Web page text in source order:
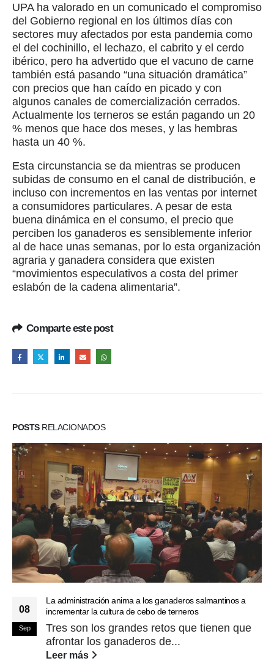
UPA ha valorado en un comunicado el compromiso
del Gobierno regional en los últimos días con
sectores muy afectados por esta pandemia como
el del cochinillo, el lechazo, el cabrito y el cerdo
ibérico, pero ha advertido que el vacuno de carne
también está pasando “una situación dramática”
con precios que han caído en picado y con
algunos canales de comercialización cerrados.
Actualmente los terneros se están pagando un 20
% menos que hace dos meses, y las hembras
hasta un 40 %.
Esta circunstancia se da mientras se producen
subidas de consumo en el canal de distribución, e
incluso con incrementos en las ventas por internet
a consumidores particulares. A pesar de esta
buena dinámica en el consumo, el precio que
perciben los ganaderos es sensiblemente inferior
al de hace unas semanas, por lo esta organización
agraria y ganadera considera que existen
“movimientos especulativos a costa del primer
eslabón de la cadena alimentaria”.
Comparte este post
POSTSRELACIONADOS
08
Sep
La administración anima a los ganaderos salmantinos a
incrementar la cultura de cebo de terneros
Tres son los grandes retos que tienen que
afrontar los ganaderos de...
Leer más